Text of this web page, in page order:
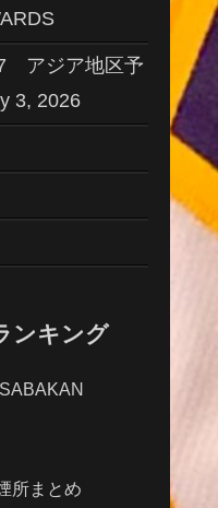
アジア地区予
3, 2026
ンキング
所まとめ